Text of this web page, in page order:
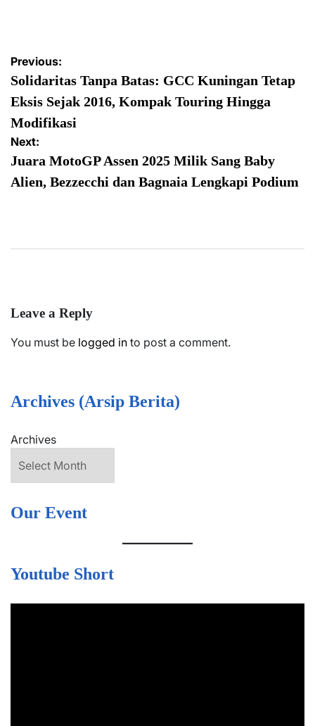
Post
navigation
Previous:
Solidaritas Tanpa Batas: GCC Kuningan Tetap
Eksis Sejak 2016, Kompak Touring Hingga
Modifikasi
Next:
Juara MotoGP Assen 2025 Milik Sang Baby
Alien, Bezzecchi dan Bagnaia Lengkapi Podium
Leave a Reply
You must be logged in to post a comment.
Archives (Arsip Berita)
Archives
Our Event
Youtube Short